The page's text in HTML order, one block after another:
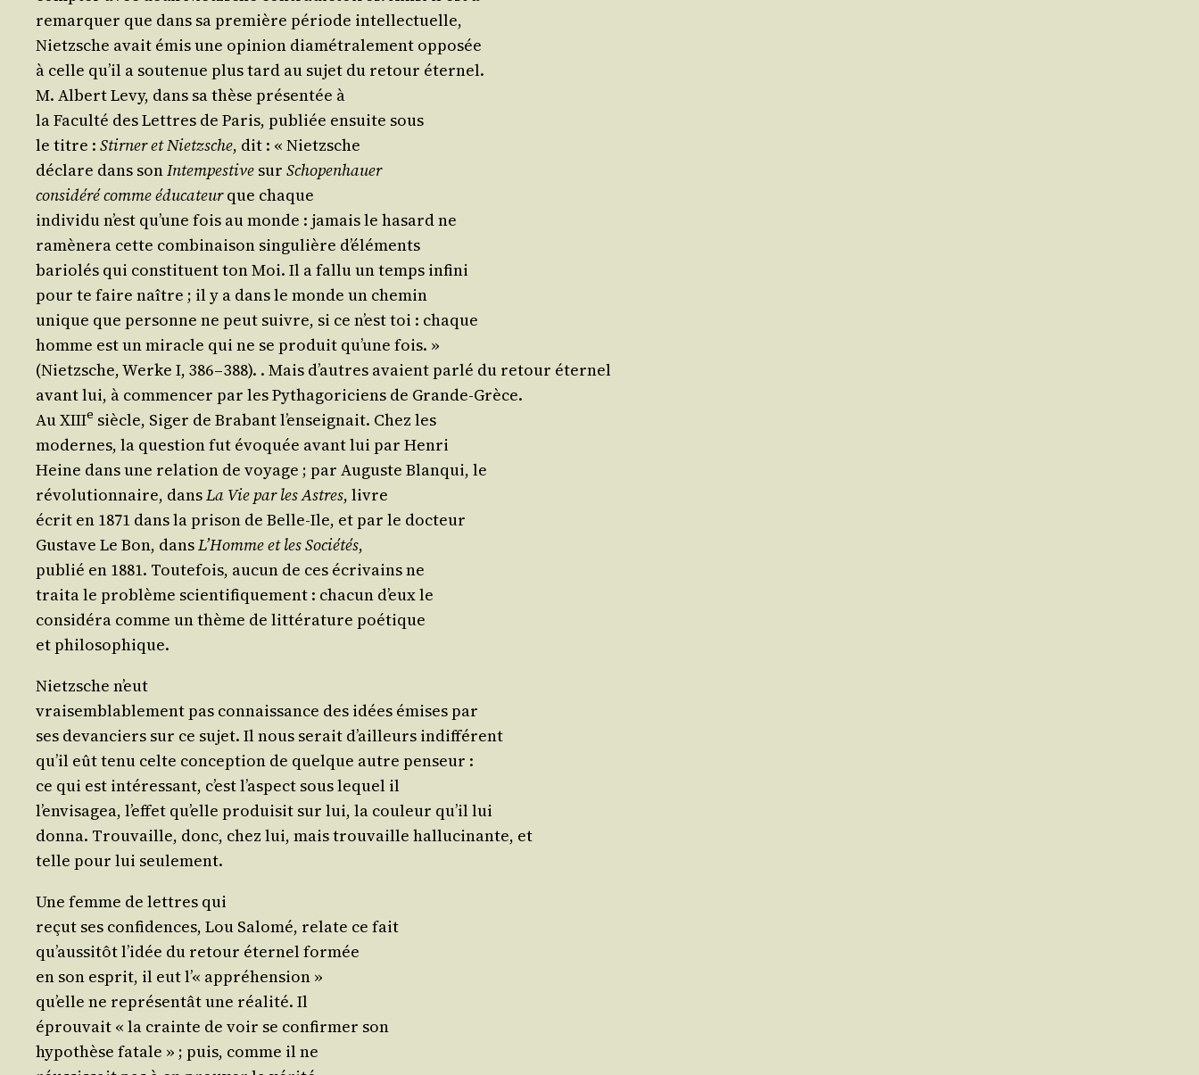
remar­quer que dans sa pre­mière période intellectuelle,
Nietzsche avait émis une opi­nion dia­mé­tra­le­ment opposée
à celle qu’il a sou­te­nue plus tard au sujet du retour éternel.
M. Albert Levy, dans sa thèse pré­sen­tée à
la Facul­té des Lettres de Paris, publiée ensuite sous
le titre : Stir­ner et Nietzsche, dit : « Nietzsche
déclare dans sonIntem­pes­tive sur Scho­pen­hauer
consi­dé­ré comme édu­ca­teurque chaque
indi­vi­du n’est qu’une fois au monde : jamais le hasard ne
ramè­ne­ra cette com­bi­nai­son sin­gu­lière d’éléments
bario­lés qui consti­tuent ton Moi. Il a fal­lu un temps infini
pour te faire naître ; il y a dans le monde un chemin
unique que per­sonne ne peut suivre, si ce n’est toi : chaque
homme est un miracle qui ne se pro­duit qu’une fois. »
(Nietzsche, Werke I, 386 – 388). . Mais d’autres avaient par­lé du retour éternel
avant lui, à com­men­cer par les Pytha­go­ri­ciens de Grande-Grèce.
Au XIIIe siècle, Siger de Bra­bant l’en­sei­gnait. Chez les
modernes, la ques­tion fut évo­quée avant lui par Henri
Heine dans une rela­tion de voyage ; par Auguste Blan­qui, le
révo­lu­tion­naire, dansLa Vie par les Astres, livre
écrit en 1871 dans la pri­son de Belle-Ile, et par le docteur
Gus­tave Le Bon, dansL’Homme et les Socié­tés,
publié en 1881. Tou­te­fois, aucun de ces écri­vains ne
trai­ta le pro­blème scien­ti­fi­que­ment : cha­cun d’eux le
consi­dé­ra comme un thème de lit­té­ra­ture poétique
et philosophique.
Nietzsche n’eut
vrai­sem­bla­ble­ment pas connais­sance des idées émises par
ses devan­ciers sur ce sujet. Il nous serait d’ailleurs indifférent
qu’il eût tenu celte concep­tion de quelque autre penseur :
ce qui est inté­res­sant, c’est l’as­pect sous lequel il
l’en­vi­sa­gea, l’ef­fet qu’elle pro­dui­sit sur lui, la cou­leur qu’il lui
don­na. Trou­vaille, donc, chez lui, mais trou­vaille hal­lu­ci­nante, et
telle pour lui seulement.
Une femme de lettres qui
reçut ses confi­dences, Lou Salo­mé, relate ce fait
qu’aus­si­tôt l’i­dée du retour éter­nel formée
en son esprit, il eut l’« appréhension »
qu’elle ne repré­sen­tât une réa­li­té. Il
éprou­vait « la crainte de voir se confir­mer son
hypo­thèse fatale » ; puis, comme il ne